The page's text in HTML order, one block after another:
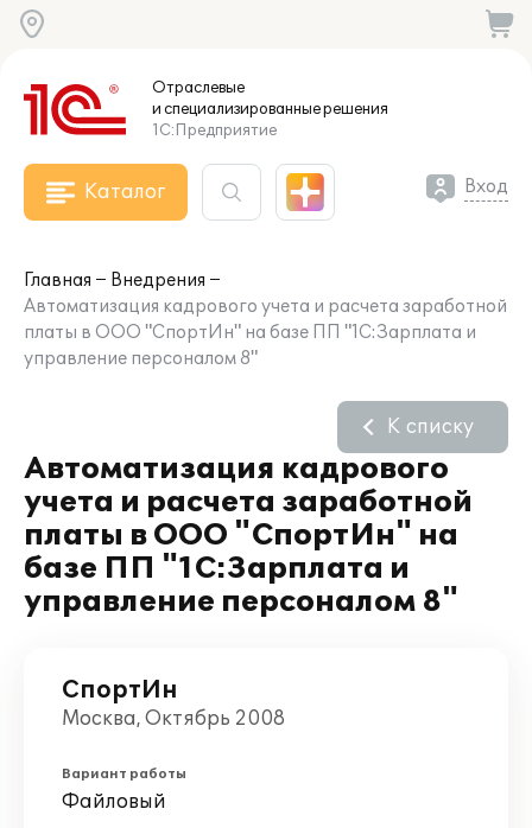
Отраслевые
и специализированныерешения
1С:Предприятие
Каталог Вход
Главная
Внедрения
Автоматизация кадрового учета и расчета заработной
платы в ООО "СпортИн" на базе ПП "1С:Зарплата и
управление персоналом 8"
Автоматизация кадрового
учета и расчета заработной
платы в ООО "СпортИн" на
базе ПП "1С:Зарплата и
управление персоналом 8"
К списку
СпортИн
Москва, Октябрь 2008
Вариант работы
Файловый